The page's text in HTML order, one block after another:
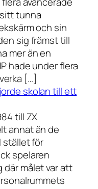
tunna
och sin
sig främst till
mer än en
hade under flera
[…]
skolan till ett
till ZX
annat än de
stället för
spelaren
där målet var att